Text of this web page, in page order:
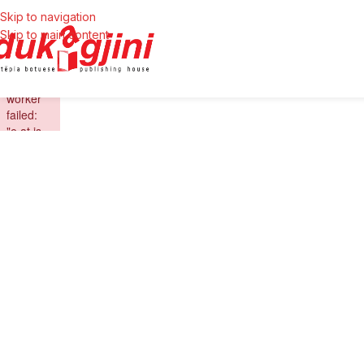
Skip to navigation
Skip to main content